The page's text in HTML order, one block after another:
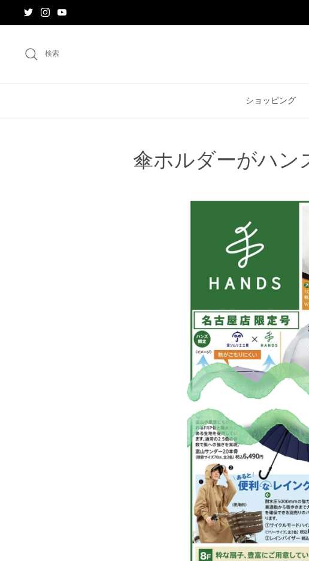
検索
ショッピング
傘ホルダーがハン